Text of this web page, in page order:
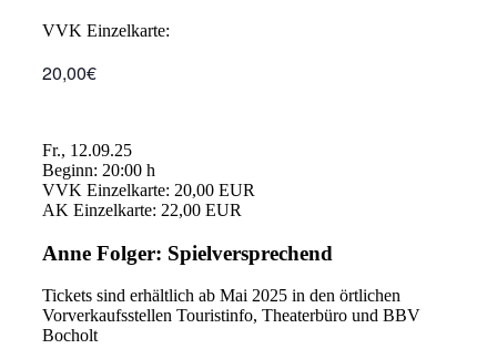
VVK Einzelkarte:
20,00€
Fr., 12.09.25
Beginn: 20:00 h
VVK Einzelkarte: 20,00 EUR
AK Einzelkarte: 22,00 EUR
Anne Folger: Spielversprechend
Tickets sind erhältlich ab Mai 2025 in den örtlichen
Vorverkaufsstellen Touristinfo, Theaterbüro und BBV
Bocholt